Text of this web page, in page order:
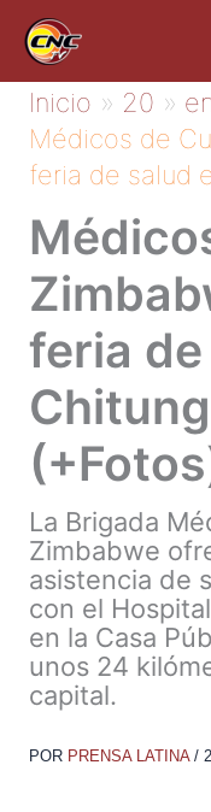
contenido
Inicio 20
Médicos de
feria de salud
feria
La Brigada
Zimbabwe
asistencia de
con el
en la Casa
unos 24
capital.
POR PRENSA LATINA /